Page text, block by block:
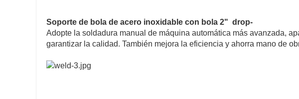
Soporte de bola de acero inoxidable con bola 2" drop-
Adopte la soldadura manual de máquina automática más avanzada,
garantizar la calidad. También mejora la eficiencia y ahorra mano de